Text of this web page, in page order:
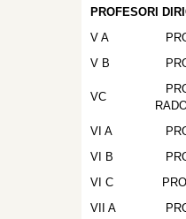
PROFESORI
V A
V B
VC
VI A
VI B
VI C
VII A